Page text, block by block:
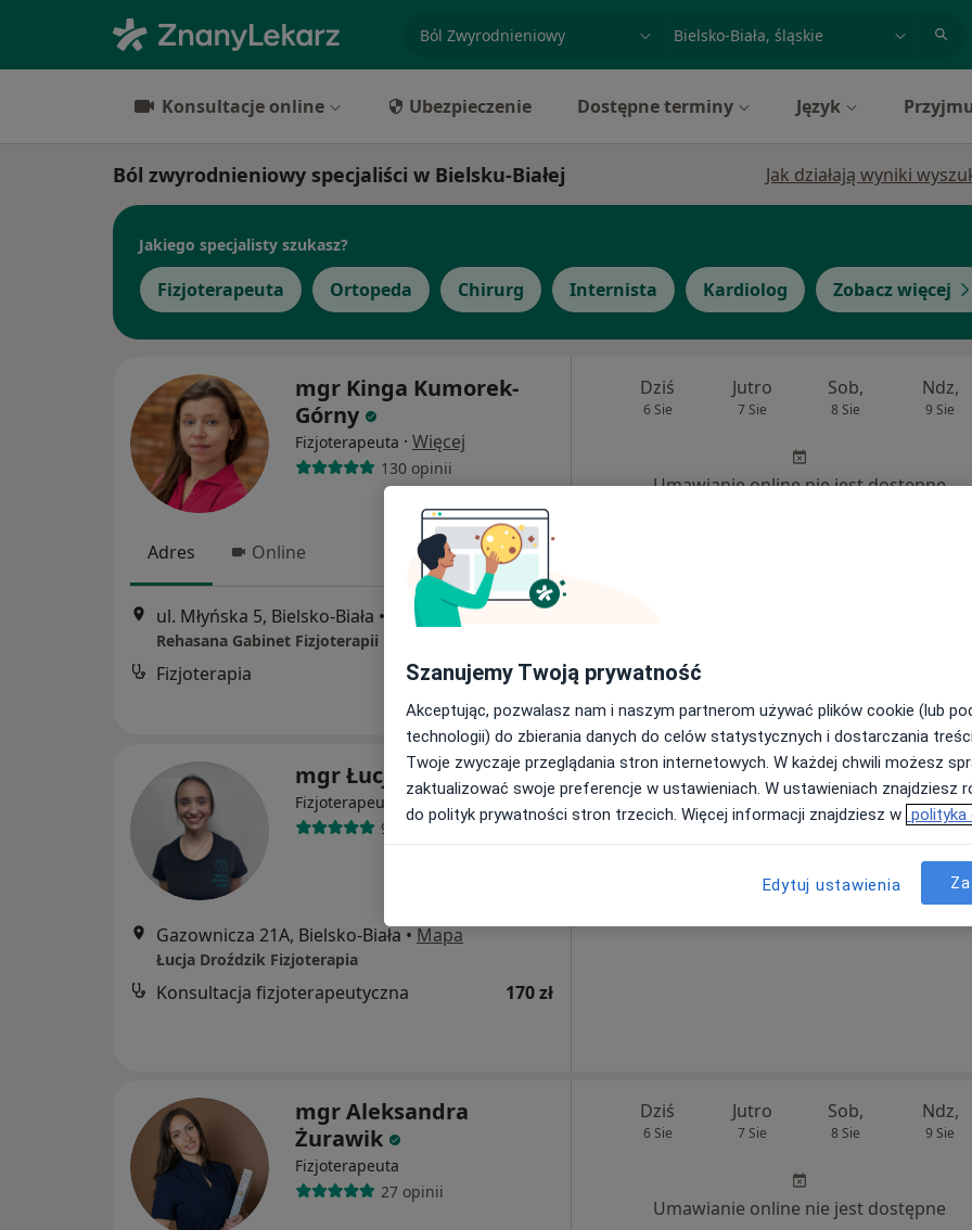
specjalizacja, badanie lub nazwiskomiasto lub dzielnica
Konsultacje online Ubezpieczenie Dostępne terminy Język
Ból zwyrodnieniowy specjaliści w Bielsku-Białej Jak działają wyniki
Jakiego specjalisty szukasz?
Fizjoterapeuta Ortopeda Chirurg Internista Kardiolog Zobacz więcej
mgr Kinga Kumorek-
Górny
Fizjoterapeuta · Więcej
130 opinii
Adres Online
ul. Młyńska 5, Bielsko-Biała • Mapa
Rehasana Gabinet Fizjoterapii
Fizjoterapia 180 zł
Dziś
6 Sie
Jutro
7 Sie
Sob,
8 Sie
Ndz,
9 Sie
Umawianie online nie jest dostępne
mgr Łucja Droździk
Fizjoterapeuta ·Więcej
95 opinii
Gazownicza 21A, Bielsko-Biała • Mapa
Łucja Droździk Fizjoterapia
Konsultacja fizjoterapeutyczna 170 zł
Dziś
6 Sie
Jutro
7 Sie
Sob,
8 Sie
Ndz,
9 Sie
mgr Aleksandra
Żurawik
Fizjoterapeuta
27 opinii
Dziś
6 Sie
Jutro
7 Sie
Sob,
8 Sie
Ndz,
9 Sie
Umawianie online nie jest dostępne
Szanujemy Twoją prywatność
Akceptując, pozwalasz nam i naszym partnerom używać plików cookie (lub
technologii) do zbierania danych do celów statystycznych i dostarczania
Twoje zwyczaje przeglądania stron internetowych. W każdej chwili możesz
zaktualizować swoje preferencje w ustawieniach. W ustawieniach znajdziesz
do polityk prywatności stron trzecich. Więcej informacji znajdziesz w polityka
Edytuj ustawienia